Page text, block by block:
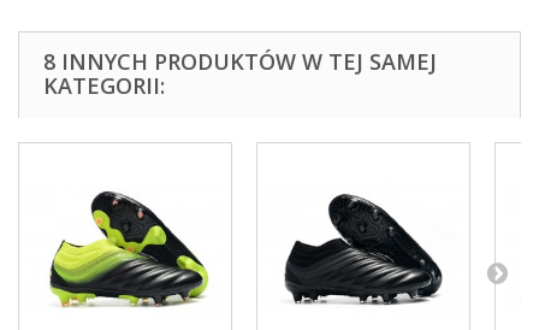
8 INNYCH PRODUKTÓW W TEJ SAMEJ
KATEGORII: